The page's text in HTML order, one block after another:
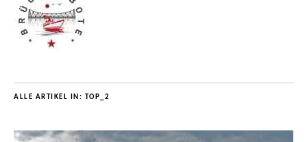
ALLE ARTIKEL IN: TOP_2